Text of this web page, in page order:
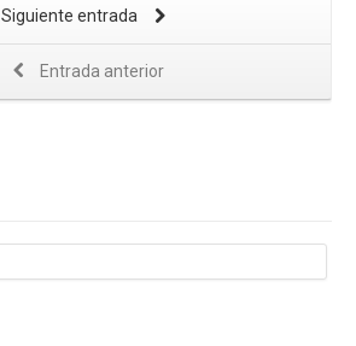
Siguiente entrada
Entrada anterior